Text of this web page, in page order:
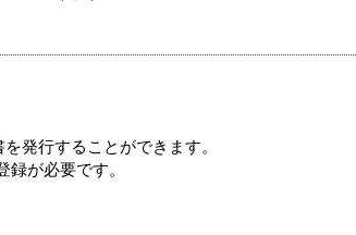
発行することができます。
が必要です。